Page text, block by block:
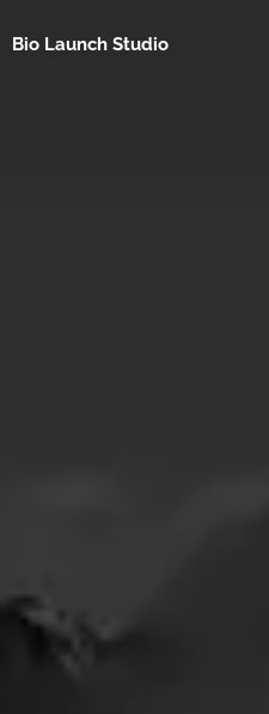
Bio Launch Studio